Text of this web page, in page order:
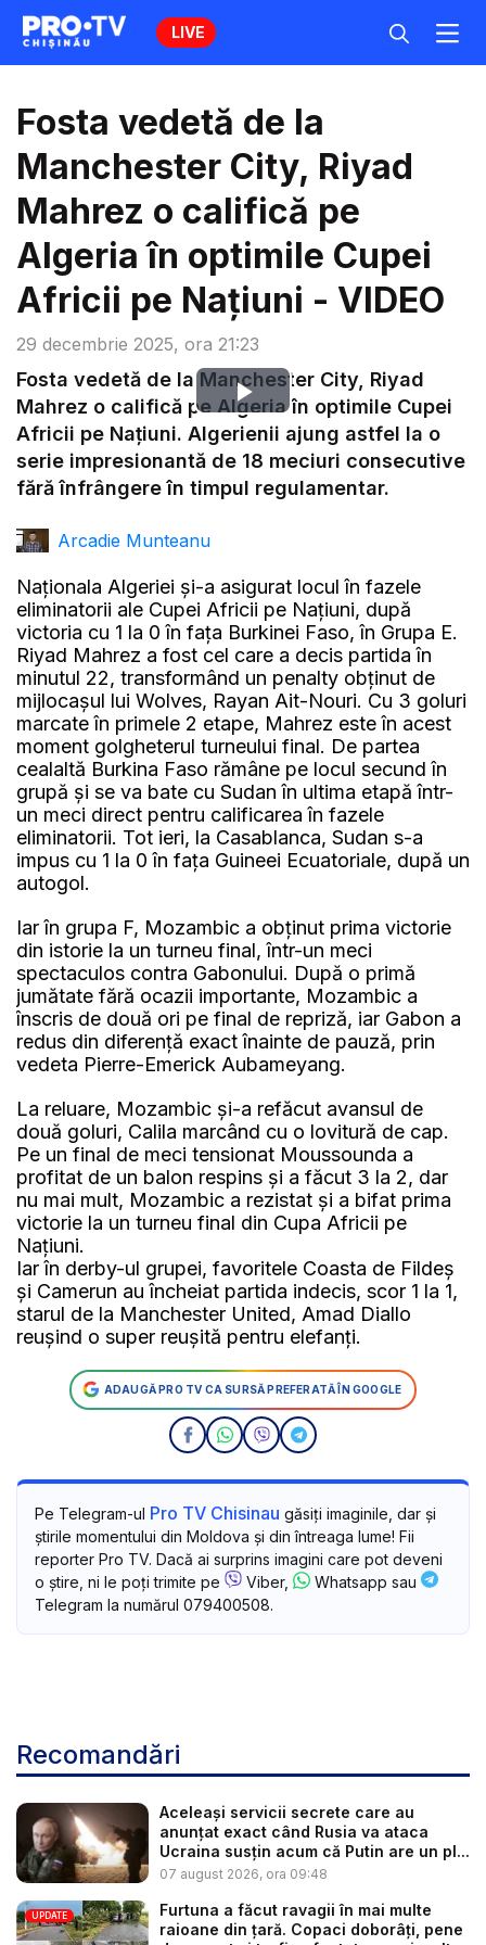
LIVE
29 decembrie 2025, ora 21:23
Fosta vedetă de la
Manchester City, Riyad
Mahrez o califică pe
Algeria în optimile Cupei
Africii pe Națiuni - VIDEO
Play
Video
Fosta vedetă de la Manchester City, Riyad
Mahrez o califică pe Algeria în optimile Cupei
Africii pe Națiuni. Algerienii ajung astfel la o
serie impresionantă de 18 meciuri consecutive
fără înfrângere în timpul regulamentar.
Arcadie Munteanu
Naționala Algeriei și-a asigurat locul în fazele
eliminatorii ale Cupei Africii pe Națiuni, după
victoria cu 1 la 0 în fața Burkinei Faso, în Grupa E.
Riyad Mahrez a fost cel care a decis partida în
minutul 22, transformând un penalty obținut de
mijlocașul lui Wolves, Rayan Ait-Nouri. Cu 3 goluri
marcate în primele 2 etape, Mahrez este în acest
moment golgheterul turneului final. De partea
cealaltă Burkina Faso rămâne pe locul secund în
grupă și se va bate cu Sudan în ultima etapă într-
un meci direct pentru calificarea în fazele
eliminatorii. Tot ieri, la Casablanca, Sudan s-a
impus cu 1 la 0 în fața Guineei Ecuatoriale, după un
autogol.
Iar în grupa F, Mozambic a obținut prima victorie
din istorie la un turneu final, într-un meci
spectaculos contra Gabonului. După o primă
jumătate fără ocazii importante, Mozambic a
înscris de două ori pe final de repriză, iar Gabon a
redus din diferență exact înainte de pauză, prin
vedeta Pierre-Emerick Aubameyang.
La reluare, Mozambic și-a refăcut avansul de
două goluri, Calila marcând cu o lovitură de cap.
Pe un final de meci tensionat Moussounda a
profitat de un balon respins și a făcut 3 la 2, dar
nu mai mult, Mozambic a rezistat și a bifat prima
victorie la un turneu final din Cupa Africii pe
Națiuni.
Iar în derby-ul grupei, favoritele Coasta de Fildeș
și Camerun au încheiat partida indecis, scor 1 la 1,
starul de la Manchester United, Amad Diallo
reușind o super reușită pentru elefanți.
ADAUGĂ PRO TV CA SURSĂ PREFERATĂ ÎN GOOGLE
Pe Telegram-ul Pro TV Chisinau găsiți imaginile, dar și
știrile momentului din Moldova și din întreaga lume! Fii
reporter Pro TV. Dacă ai surprins imagini care pot deveni
o știre, ni le poți trimite pe
Viber,
Whatsapp sau
Telegram la numărul 079400508.
Recomandări
Aceleași servicii secrete care au
anunțat exact când Rusia va ataca
Ucraina susțin acum că Putin are un pl...
07 august 2026, ora 09:48
UPDATE
Furtuna a făcut ravagii în mai multe
raioane din țară. Copaci doborâți, pene